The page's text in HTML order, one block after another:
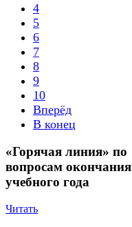
4
5
6
7
8
9
10
Вперёд
В конец
«Горячая линия» по
вопросам окончания
учебного года
Читать